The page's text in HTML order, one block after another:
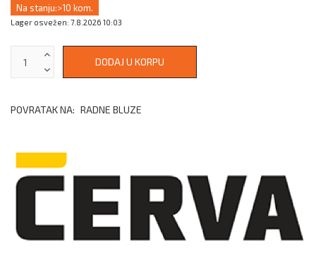
Na stanju:>10 kom.
Lager osvežen: 7.8.2026 10:03
POVRATAK NA: RADNE BLUZE